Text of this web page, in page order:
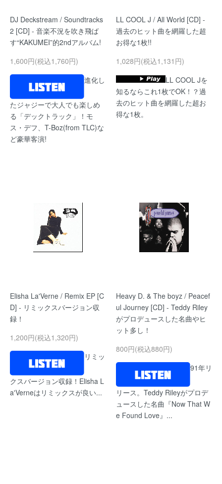
DJ Deckstream / Soundtracks
2 [CD] - 音楽不況を吹き飛ば
す“KAKUMEI”的2ndアルバム!
1,600円(税込1,760円)
進化し
たジャジーで大人でも楽しめ
る「デックトラック」！モ
ス・デフ、T-Boz(from TLC)な
ど豪華客演!
LL COOL J / All World [CD] -
過去のヒット曲を網羅した超
お得な1枚!!
1,028円(税込1,131円)
LL COOL Jを
知るならこれ1枚でOK！？過
去のヒット曲を網羅した超お
得な1枚。
Elisha La'Verne / Remix EP [C
D] - リミックスバージョン収
録！
1,200円(税込1,320円)
リミッ
クスバージョン収録！Elisha L
a'Verneはリミックスが良い...
Heavy D. & The boyz / Peacef
ul Journey [CD] - Teddy Riley
がプロデュースした名曲やヒ
ット多し！
800円(税込880円)
91年リ
リース。Teddy Rileyがプロデ
ュースした名曲『Now That W
e Found Love』...